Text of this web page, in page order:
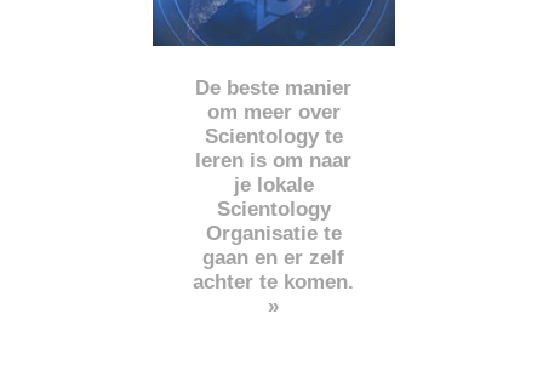
De beste manier
om meer over
Scientology te
leren is om naar
je lokale
Scientology
Organisatie te
gaan en er zelf
achter te komen.
»